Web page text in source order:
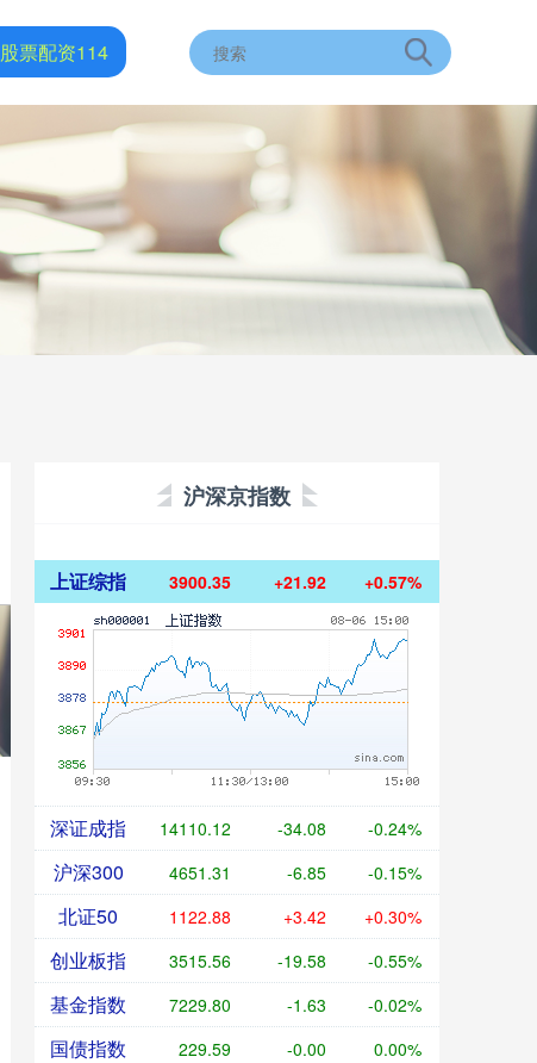
股票配资114
沪深京指数
上证综指 3900.35 +21.92 +0.57%
深证成指 14110.12 -34.08 -0.24%
沪深300 4651.31 -6.85 -0.15%
北证50 1122.88 +3.42 +0.30%
创业板指 3515.56 -19.58 -0.55%
基金指数 7229.80 -1.63 -0.02%
国债指数 229.59 -0.00 0.00%